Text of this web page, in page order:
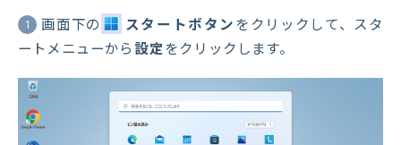
1 画面下の スタートボタン をクリックして、スタ
ートメニューから 設定 をクリックします。